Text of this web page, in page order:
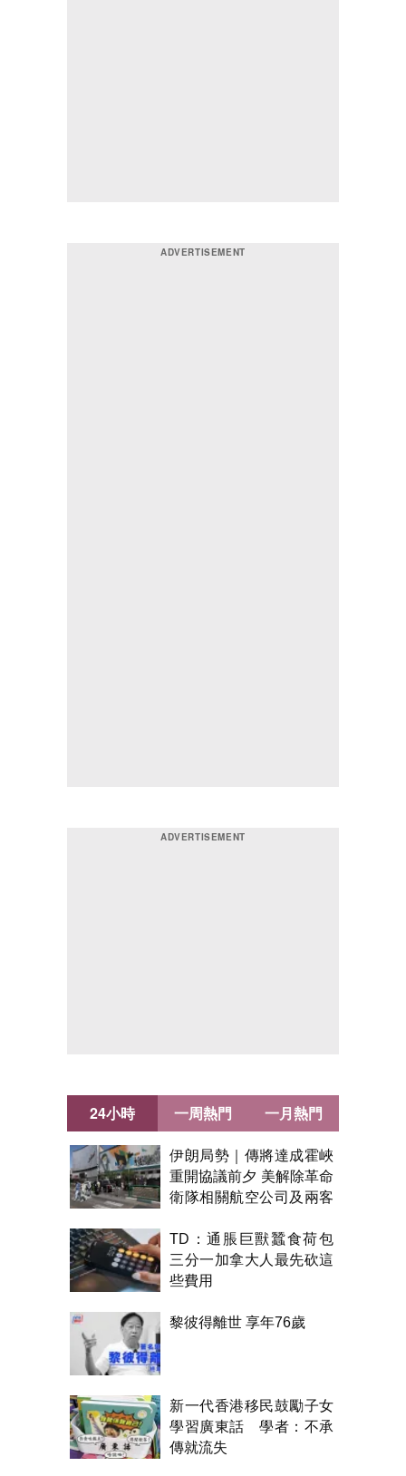
24小時
伊朗局勢｜傳將達成霍峽
重開協議前夕 美解除革命
衛隊相關航空公司及兩客
TD：通脹巨獸蠶食荷包
三分一加拿大人最先砍這
些費用
黎彼得離世 享年76歲
新一代香港移民鼓勵子女
學習廣東話 學者：不承
傳就流失
一周熱門 一月熱門